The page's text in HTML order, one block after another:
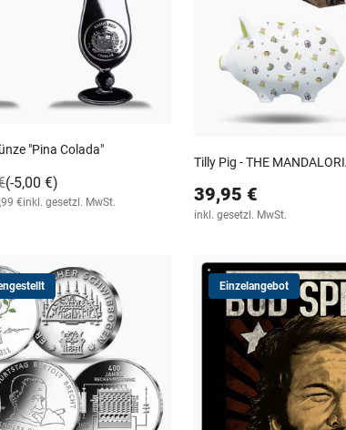
"Pina Colada"
(-5,00 €)
€inkl. gesetzl. MwSt.
Tilly Pig - THE
39,95 €
inkl. gesetzl. MwSt.
Einzelangebot